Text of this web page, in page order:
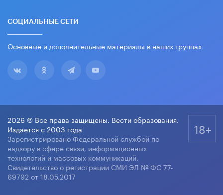
СОЦИАЛЬНЫЕ СЕТИ
Основные и дополнительные материалы в наших группах
2026 © Все права защищены. Вести образования.
Издается с 2003 года
Зарегистрировано Федеральной службой по
надзору в сфере связи, информационных
технологий и массовых коммуникаций.
Свидетельство о регистрации СМИ ЭЛ № ФС 77-
69792 от 18.05.2017
18+